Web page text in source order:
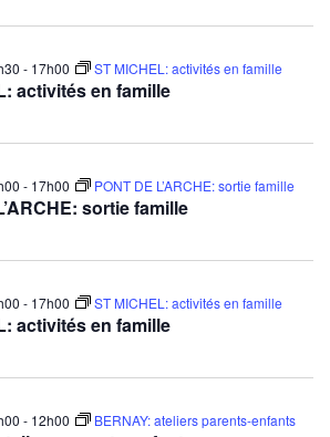
activités en famille
- 17h00 ST MICHEL: activités en famille
sortie famille
- 17h00 PONT DE L’ARCHE: sortie famille
activités en famille
- 17h00 ST MICHEL: activités en famille
- 12h00 BERNAY: ateliers parents-enfants